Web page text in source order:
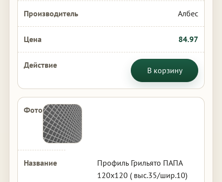
Албес
84.97
В корзину
Профиль Грильято ПАПА
120х120 ( выс.35/шир.10)